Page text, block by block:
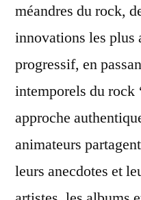
méandres du rock,
innovations les plus
progressif, en
intemporels du rock
approche
animateurs
leurs anecdotes et